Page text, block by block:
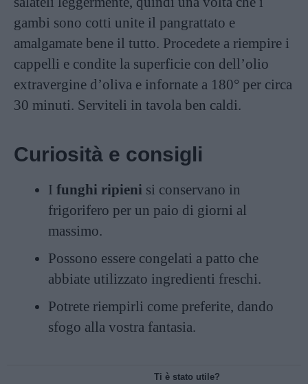
gambi sono cotti unite il pangrattato e
amalgamate bene il tutto. Procedete a riempire i
cappelli e condite la superficie con dell’olio
extravergine d’oliva e infornate a 180° per circa
30 minuti. Serviteli in tavola ben caldi.
Curiosità e consigli
I funghi ripieni si conservano in
frigorifero per un paio di giorni al
massimo.
Possono essere congelati a patto che
abbiate utilizzato ingredienti freschi.
Potrete riempirli come preferite, dando
sfogo alla vostra fantasia.
Ti è stato utile?